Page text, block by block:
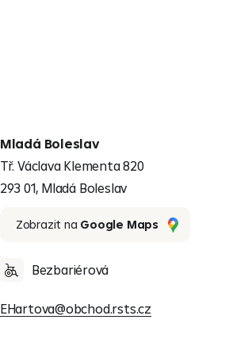
Mladá Boleslav
Tř. Václava Klementa 820
293 01, Mladá Boleslav
Zobrazit na Google Maps
Bezbariérová
EHartova@obchod.rsts.cz